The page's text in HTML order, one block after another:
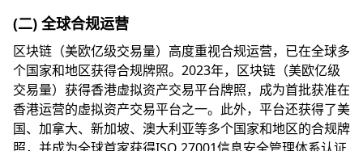
(二) 全球合规运营
区块链（美欧亿级交易量）高度重视合规运营，已在全球多
个国家和地区获得合规牌照。2023年，区块链（美欧亿级
交易量）获得香港虚拟资产交易平台牌照，成为首批获准在
香港运营的虚拟资产交易平台之一。此外，平台还获得了美
国、加拿大、新加坡、澳大利亚等多个国家和地区的合规牌